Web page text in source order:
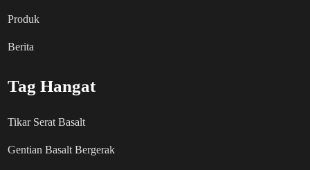
Produk
Berita
Tag Hangat
Tikar Serat Basalt
Gentian Basalt Bergerak